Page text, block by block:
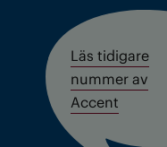
Läs tidigare
nummer av
Accent